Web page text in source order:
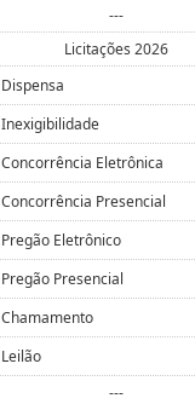
---
Licitações 2026
Dispensa
Inexigibilidade
Concorrência Eletrônica
Concorrência Presencial
Pregão Eletrônico
Pregão Presencial
Chamamento
Leilão
---